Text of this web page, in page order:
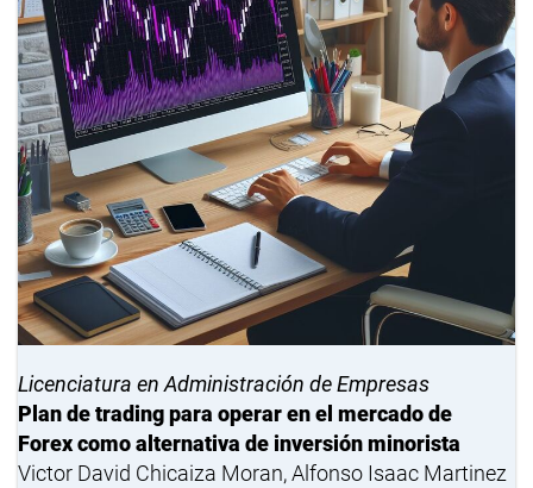
Licenciatura en Administración de Empresas
Plan de trading para operar en el mercado de
Forex como alternativa de inversión minorista
Victor David Chicaiza Moran, Alfonso Isaac Martinez